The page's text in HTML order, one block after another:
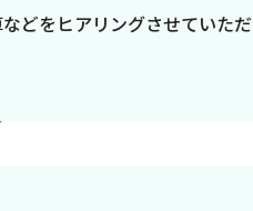
どをヒアリングさせていただ